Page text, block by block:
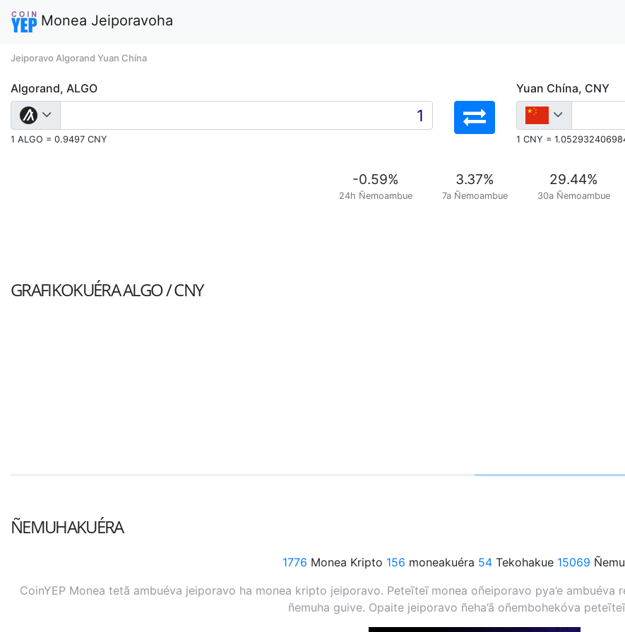
Monea Jeiporavoha
Jeiporavo Algorand Yuan Chína
Algorand, ALGO
1 ALGO = 0.9497 CNY
Yuan Chína, CNY
1 CNY =
-0.59%
24h Ñemoambue
3.37%
7a Ñemoambue
29.44%
30a Ñemoambue
GRAFIKOKUÉRAALGO / CNY
ÑEMUHAKUÉRA
1776 Monea Kripto 156 moneakuéra 54Tekohakue 15069
CoinYEP Monea tetã ambuéva jeiporavo ha monea kripto jeiporavo. Peteĩteĩ monea oñeiporavo pya’e ambuéva
ñemuha guive. Opaite jeiporavo ñeha’ã oñembohekóva